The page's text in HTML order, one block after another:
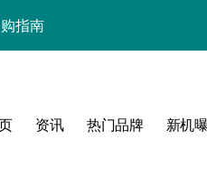
指南
资讯 热门品牌 新机